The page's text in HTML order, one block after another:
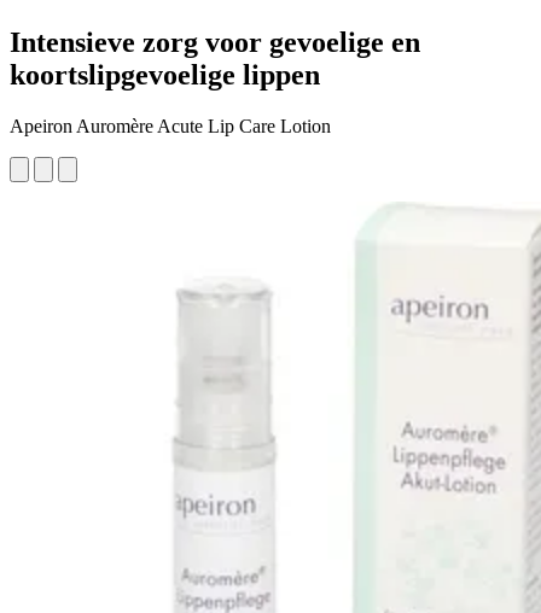
Intensieve zorg voor gevoelige en
koortslipgevoelige lippen
Apeiron Auromère Acute Lip Care Lotion